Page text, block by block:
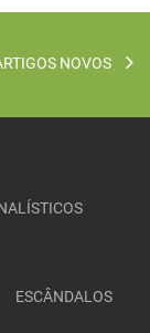
NOVOS
ESCÂNDALOS